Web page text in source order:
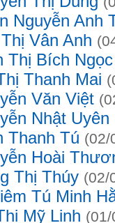
Nguyễn Anh
Vân Anh
Thị Bích Ngọc
Thanh Mai
Văn Việt
Nhật Uyên
Thanh Tú (02/
Hoài
Thị Thúy (02/
Tú Minh
Mỹ Linh